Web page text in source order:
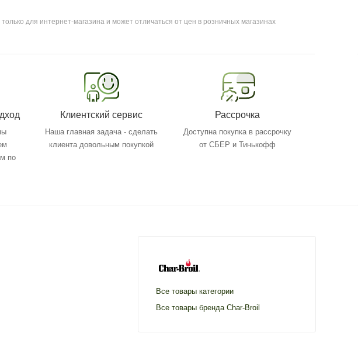
для интернет-магазина и может отличаться от цен в розничных магазинах
по
Клиентский сервис
Наша главная задача - сделать
клиента довольным покупкой
Рассрочка
Доступна покупка в рассрочку
от СБЕР и Тинькофф
Все товары категории
Все товары бренда Char-Broil